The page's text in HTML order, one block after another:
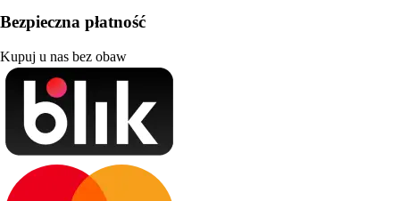
Bezpieczna płatność
Kupuj u nas bez obaw